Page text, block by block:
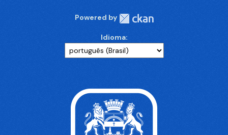
Powered by
Idioma